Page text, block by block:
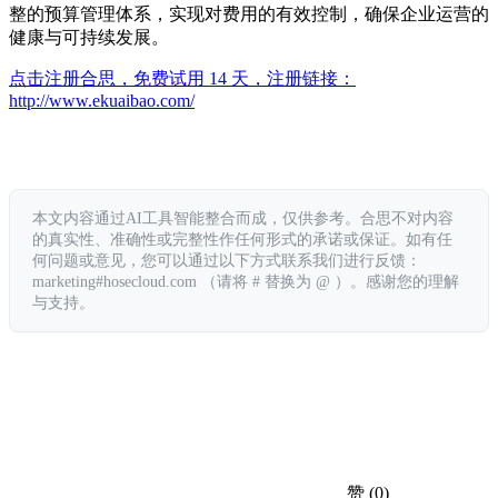
整的预算管理体系，实现对费用的有效控制，确保企业运营的
健康与可持续发展。
点击注册合思，免费试用 14 天，注册链接：
http://www.ekuaibao.com/
本文内容通过AI工具智能整合而成，仅供参考。合思不对内容
的真实性、准确性或完整性作任何形式的承诺或保证。如有任
何问题或意见，您可以通过以下方式联系我们进行反馈：
marketing#hosecloud.com （请将 # 替换为 @ ）。感谢您的理解
与支持。
赞 (0)